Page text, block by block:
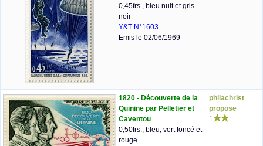
0,45frs., bleu nuit et gris
noir
Y&T N°1603
Emis le 02/06/1969
1820 - Découverte de la
Quinine par Pelletier et
Caventou
0,50frs., bleu, vert foncé et
rouge
philachrist
propose
1